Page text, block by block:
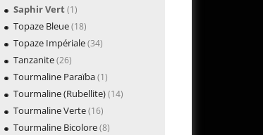
Saphir Vert (1)
Topaze Bleue(18)
Topaze Impériale(34)
Tanzanite(26)
Tourmaline Paraïba(1)
Tourmaline (Rubellite)(14)
Tourmaline Verte(16)
Tourmaline Bicolore(8)